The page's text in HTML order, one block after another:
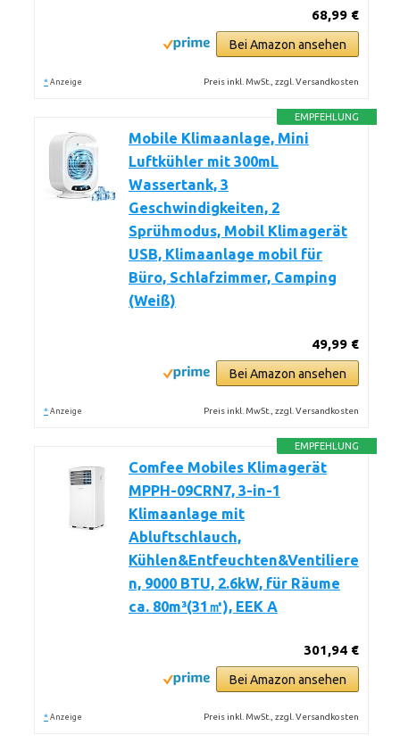
68,99 €
Bei Amazon ansehen
* Anzeige Preis inkl. MwSt., zzgl. Versandkosten
EMPFEHLUNG
Mobile Klimaanlage, Mini
Luftkühler mit 300mL
Wassertank, 3
Geschwindigkeiten, 2
Sprühmodus, Mobil Klimagerät
USB, Klimaanlage mobil für
Büro, Schlafzimmer, Camping
(Weiß)
49,99 €
Bei Amazon ansehen
* Anzeige Preis inkl. MwSt., zzgl. Versandkosten
EMPFEHLUNG
Comfee Mobiles Klimagerät
MPPH-09CRN7, 3-in-1
Klimaanlage mit
Abluftschlauch,
Kühlen&Entfeuchten&Ventiliere
n, 9000 BTU, 2.6kW, für Räume
ca. 80m³(31㎡), EEK A
301,94 €
Bei Amazon ansehen
* Anzeige Preis inkl. MwSt., zzgl. Versandkosten